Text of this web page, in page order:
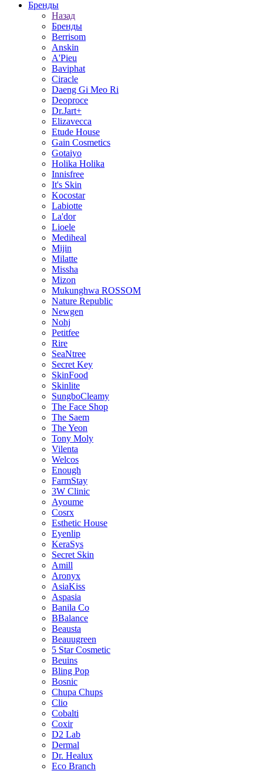
Бренды
Назад
Бренды
Berrisom
Anskin
A'Pieu
Baviphat
Ciracle
Daeng Gi Meo Ri
Deoproce
Dr.Jart+
Elizavecca
Etude House
Gain Cosmetics
Gotaiyo
Holika Holika
Innisfree
It's Skin
Kocostar
Labiotte
La'dor
Lioele
Mediheal
Mijin
Milatte
Missha
Mizon
Mukunghwa ROSSOM
Nature Republic
Newgen
Nohj
Petitfee
Rire
SeaNtree
Secret Key
SkinFood
Skinlite
SungboCleamy
The Face Shop
The Saem
The Yeon
Tony Moly
Vilenta
Welcos
Enough
FarmStay
3W Clinic
Ayoume
Cosrx
Esthetic House
Eyenlip
KeraSys
Secret Skin
Amill
Aronyx
AsiaKiss
Aspasia
Banila Co
BBalance
Beausta
Beauugreen
5 Star Cosmetic
Beuins
Bling Pop
Bosnic
Chupa Chups
Clio
Cobalti
Coxir
D2 Lab
Dermal
Dr. Healux
Eco Branch